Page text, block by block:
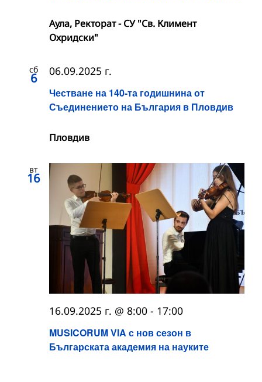
Аула, Ректорат - СУ "Св. Климент
Охридски"
сб
6
Честване на 140-та годишнина от
Съединението на България в Пловдив
06.09.2025 г.
Пловдив
вт
16
MUSICORUM VIA с нов сезон в
Българската академия на науките
16.09.2025 г. @ 8:00 - 17:00